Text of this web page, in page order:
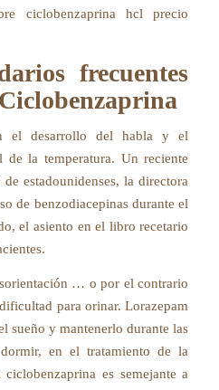
ciclobenzaprina hcl precio
frecuentes
el desarrollo del habla y el
de la temperatura. Un reciente
estadounidenses, la directora
de benzodiacepinas durante el
el asiento en el libro recetario
… o por el contrario
para orinar. Lorazepam
sueño y mantenerlo durante las
en el tratamiento de la
es semejante a